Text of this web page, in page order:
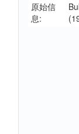
原始信
息: